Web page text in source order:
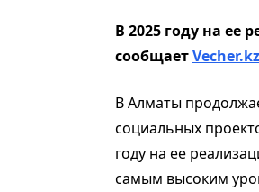
В 2025 году на ее
сообщаетVecher.kz
В Алматы
социальных
году на ее
самым высоким